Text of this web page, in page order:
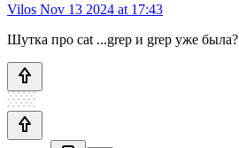
Vilos Nov 13 2024 at 17:43
Шутка про cat ...grep и grep уже была?